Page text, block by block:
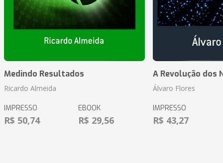
Medindo Resultados
Ricardo Almeida
IMPRESSO
R$ 50,74
EBOOK
R$ 29,56
A Revolução dos
Álvaro Flores
IMPRESSO
R$ 43,27